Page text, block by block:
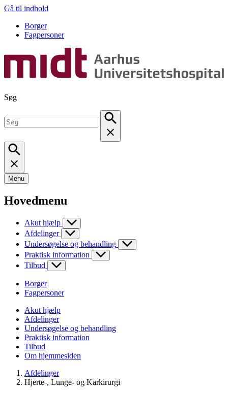
Gå til indhold
Borger
Fagpersoner
Søg
Menu
Hovedmenu
Akut hjælp
Afdelinger
Undersøgelse og behandling
Praktisk information
Tilbud
Borger
Fagpersoner
Akut hjælp
Afdelinger
Undersøgelse og behandling
Praktisk information
Tilbud
Om hjemmesiden
Afdelinger
Hjerte-, Lunge- og Karkirurgi